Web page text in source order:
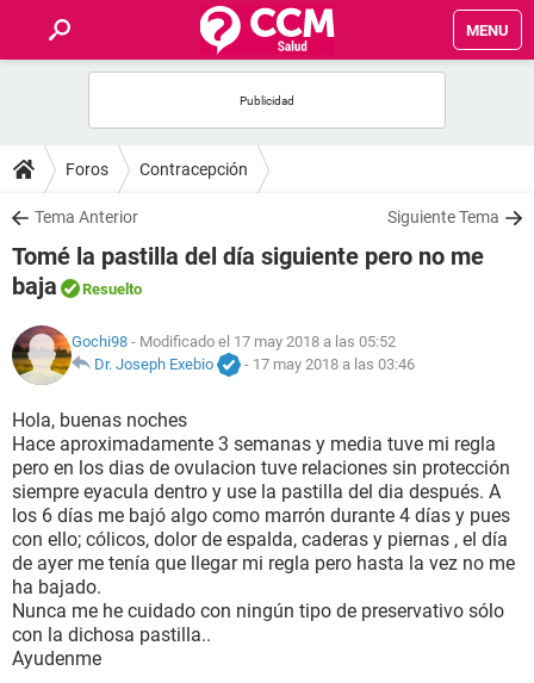
MENU
FOROS
SALUD
FAMILIA
NUTRICIÓN
SEXUALIDAD
GLOSARIO
Foros Contracepción
Tema Anterior Siguiente Tema
Tomé la pastilla del día siguiente pero no me
baja
Resuelto
Gochi98 - Modificado el 17 may 2018 a las 05:52
Dr. Joseph Exebio
- 17 may 2018 a las 03:46
Hola, buenas noches
Hace aproximadamente 3 semanas y media tuve mi regla
pero en los dias de ovulacion tuve relaciones sin protección
siempre eyacula dentro y use la pastilla del dia después. A
los 6 días me bajó algo como marrón durante 4 días y pues
con ello; cólicos, dolor de espalda, caderas y piernas , el día
de ayer me tenía que llegar mi regla pero hasta la vez no me
ha bajado.
Nunca me he cuidado con ningún tipo de preservativo sólo
con la dichosa pastilla..
Ayudenme